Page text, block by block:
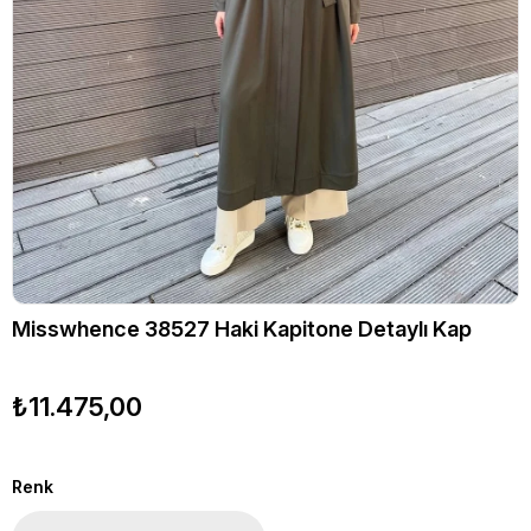
Misswhence 38527 Haki Kapitone Detaylı Kap
₺11.475,00
Renk